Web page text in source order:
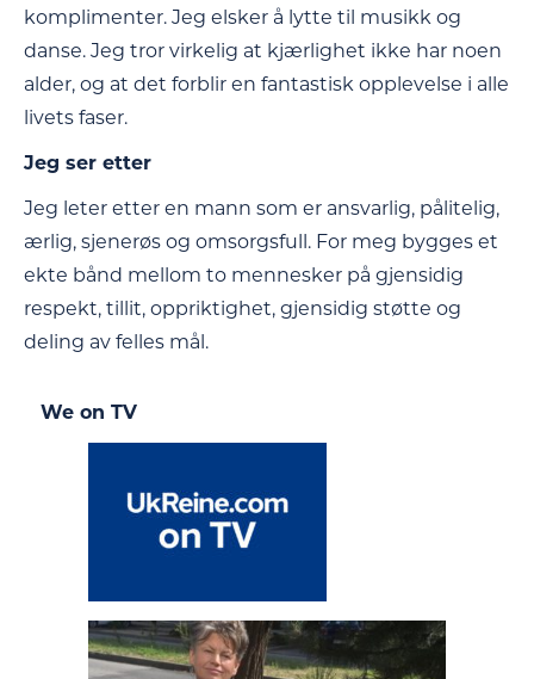
komplimenter. Jeg elsker å lytte til musikk og
danse. Jeg tror virkelig at kjærlighet ikke har noen
alder, og at det forblir en fantastisk opplevelse i alle
livets faser.
Jeg ser etter
Jeg leter etter en mann som er ansvarlig, pålitelig,
ærlig, sjenerøs og omsorgsfull. For meg bygges et
ekte bånd mellom to mennesker på gjensidig
respekt, tillit, oppriktighet, gjensidig støtte og
deling av felles mål.
We on TV